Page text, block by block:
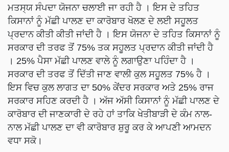
ਮਤਸ੍ਯ ਸੰਪਦਾ ਯੋਜਨਾ ਚਲਾਈ ਜਾ ਰਹੀ ਹੈ । ਇਸ ਦੇ ਤਹਿਤ
ਕਿਸਾਨਾਂ ਨੂੰ ਮੱਛੀ ਪਾਲਣ ਦਾ ਕਾਰੋਬਾਰ ਖੋਲਣ ਦੇ ਲਈ ਸਹੂਲਤ
ਪ੍ਰਦਾਨ ਕੀਤੀ ਕੀਤੀ ਜਾਂਦੀ ਹੈ । ਇਸ ਯੋਜਨਾ ਦੇ ਤਹਿਤ ਕਿਸਾਨਾਂ ਨੂੰ
ਸਰਕਾਰ ਦੀ ਤਰਫ ਤੋਂ 75% ਤਕ ਸਹੂਲਤ ਪ੍ਰਦਾਨ ਕੀਤੀ ਜਾਂਦੀ ਹੈ
। 25% ਪੈਸਾ ਮੱਛੀ ਪਾਲਣ ਵਾਲੇ ਨੂੰ ਲਗਾਉਣਾ ਪਹਿੰਦਾ ਹੈ ।
ਸਰਕਾਰ ਦੀ ਤਰਫ ਤੋਂ ਦਿੱਤੀ ਜਾਣ ਵਾਲੀ ਕੁਲ ਸਹੂਲਤ 75% ਹੈ ।
ਇਸ ਵਿਚ ਕੁਲ ਲਾਗਤ ਦਾ 50% ਕੇਂਦਰ ਸਰਕਾਰ ਅਤੇ 25% ਰਾਜ
ਸਰਕਾਰ ਸਹਿਣ ਕਰਦੀ ਹੈ । ਅੱਜ ਅੱਸੀ ਕਿਸਾਨਾਂ ਨੂੰ ਮੱਛੀ ਪਾਲਣ ਦੇ
ਕਾਰੋਬਾਰ ਦੀ ਜਾਣਕਾਰੀ ਦੇ ਰਹੇ ਹਾਂ ਤਾਕਿ ਖੇਤੀਬਾੜੀ ਦੇ ਕੰਮ ਨਾਲ-
ਨਾਲ ਮੱਛੀ ਪਾਲਣ ਦਾ ਵੀ ਕਾਰੋਬਾਰ ਸ਼ੁਰੂ ਕਰ ਕੇ ਆਪਣੀ ਆਮਦਨ
ਵਧਾ ਸਕੋ।